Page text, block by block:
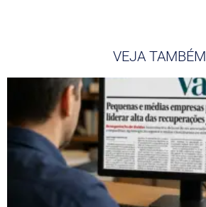
VEJA TAMBÉM